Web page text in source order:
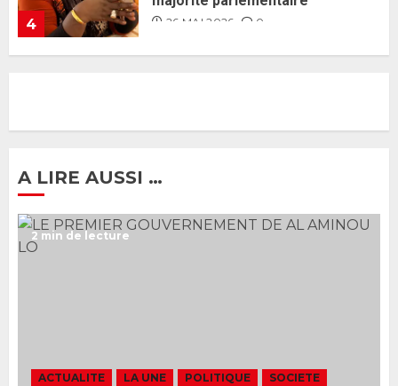
5
26 MAI 2026 0
Ousmane Sonko rassure : «
gouvernement : PASTEF pose
A LIRE AUSSI …
2 min de lecture
ACTUALITE LA UNE POLITIQUE
SOCIETE